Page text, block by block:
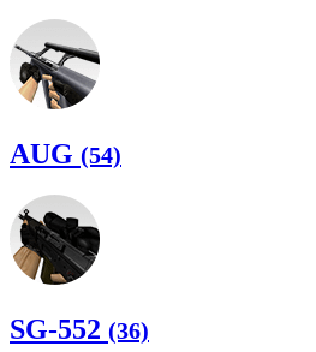
AUG (54)
SG-552 (36)